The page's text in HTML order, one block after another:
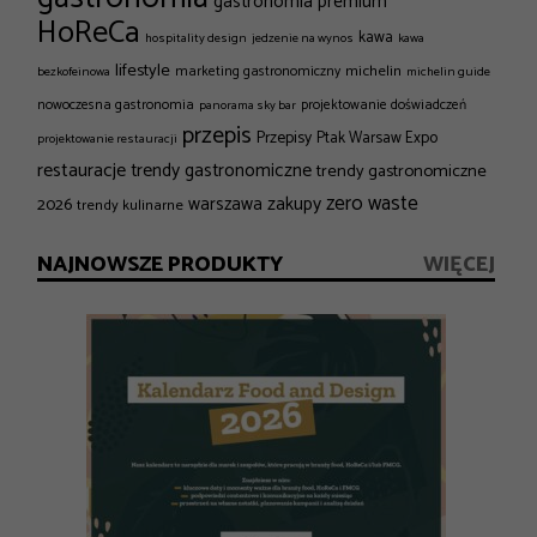
HoReCa hospitality design jedzenie na wynos kawa kawa
bezkofeinowa lifestyle marketing gastronomiczny michelin michelin guide
nowoczesna gastronomia panorama sky bar projektowanie doświadczeń
projektowanie restauracji przepis Przepisy Ptak Warsaw Expo
restauracjetrendy gastronomicznetrendy gastronomiczne
2026 trendy kulinarne warszawa zakupyzero waste
NAJNOWSZE PRODUKTY WIĘCEJ